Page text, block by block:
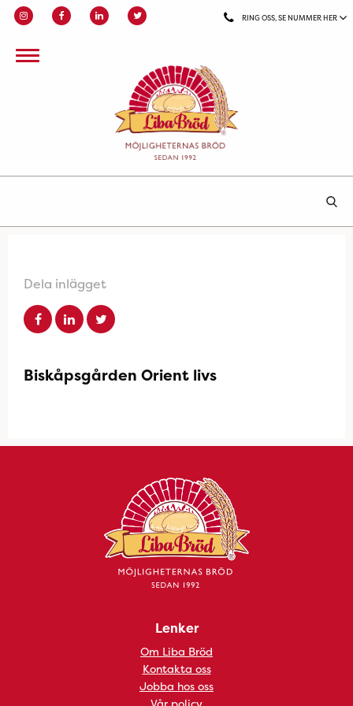
RING OSS, SE NUMMER HER
Dela inlägget
Biskåpsgården Orient livs
Lenker
Om Liba Bröd
Kontakta oss
Jobba hos oss